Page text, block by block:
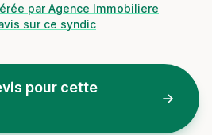
par Agence Immobiliere
sur ce syndic
pour cette